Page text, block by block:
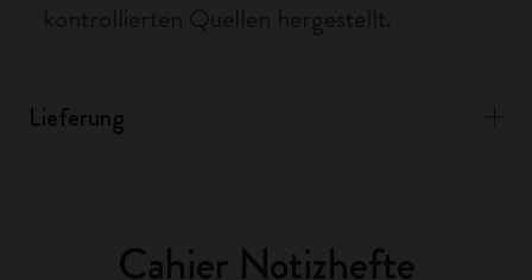
Lieferung
Cahier Notizhefte